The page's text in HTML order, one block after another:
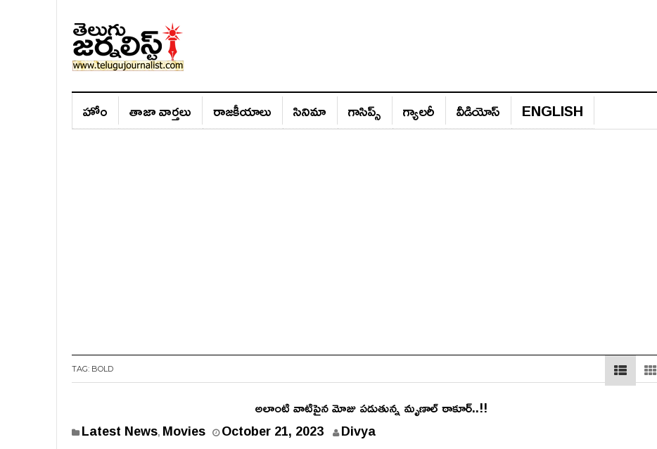
హోం తాజా వార్తలు రాజ‌కీయాలు సినిమా గాసిప్స్‌ గ్యాల‌రీ వీడియోస్‌ ENGLISH
TAG: BOLD
అలాంటి వాటిపైన మోజు పడుతున్న మృణాల్ ఠాకూర్..!!
Latest News, Movies October 21, 2023 Divya